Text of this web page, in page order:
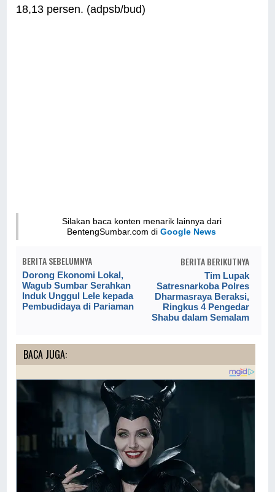
18,13 persen. (adpsb/bud)
Silakan baca konten menarik lainnya dari
BentengSumbar.com diGoogle News
BERITA SEBELUMNYA
Dorong Ekonomi Lokal,
Wagub Sumbar Serahkan
Induk Unggul Lele kepada
Pembudidaya di Pariaman
BERITA BERIKUTNYA
Tim Lupak
Satresnarkoba Polres
Dharmasraya Beraksi,
Ringkus 4 Pengedar
Shabu dalam Semalam
BACA JUGA: